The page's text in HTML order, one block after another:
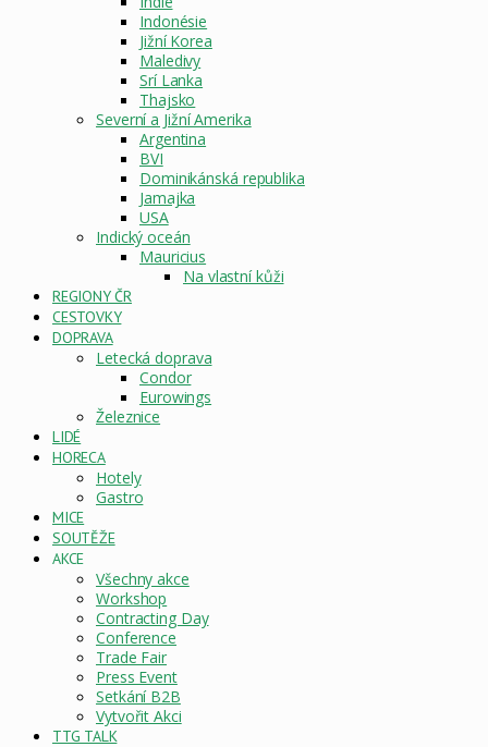
Indonésie
Jižní Korea
Maledivy
Srí Lanka
Thajsko
Severní a Jižní Amerika
Argentina
BVI
Dominikánská republika
Jamajka
USA
Indický oceán
Mauricius
Na vlastní kůži
REGIONY ČR
CESTOVKY
DOPRAVA
Letecká doprava
Condor
Eurowings
Železnice
LIDÉ
HORECA
Hotely
Gastro
MICE
SOUTĚŽE
AKCE
Všechny akce
Workshop
Contracting Day
Conference
Trade Fair
Press Event
Setkání B2B
Vytvořit Akci
TTG TALK